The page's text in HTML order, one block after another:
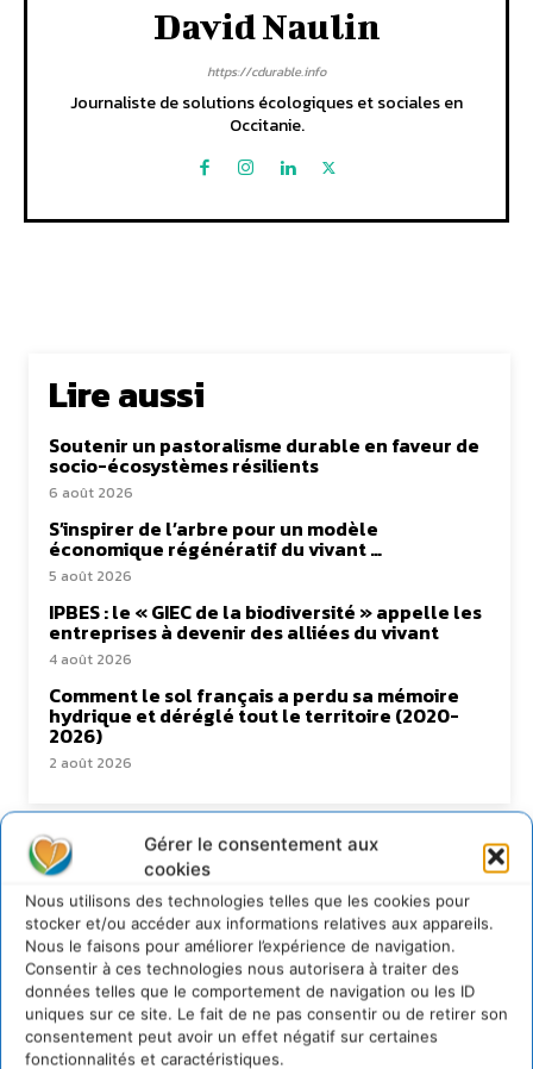
Gérer le consentement aux
cookies
Nous utilisons des technologies telles que les cookies pour
stocker et/ou accéder aux informations relatives aux appareils.
Nous le faisons pour améliorer l’expérience de navigation.
Consentir à ces technologies nous autorisera à traiter des
données telles que le comportement de navigation ou les ID
uniques sur ce site. Le fait de ne pas consentir ou de retirer son
consentement peut avoir un effet négatif sur certaines
fonctionnalités et caractéristiques.
David Naulin
https://cdurable.info
Journaliste de solutions écologiques et sociales en
Occitanie.
Lire aussi
Soutenir un pastoralisme durable en faveur de
socio-écosystèmes résilients
6 août 2026
S’inspirer de l’arbre pour un modèle
économique régénératif du vivant …
5 août 2026
IPBES : le « GIEC de la biodiversité » appelle les
entreprises à devenir des alliées du vivant
4 août 2026
Comment le sol français a perdu sa mémoire
hydrique et déréglé tout le territoire (2020-
2026)
2 août 2026
Newsletter
JE M'ABONNE